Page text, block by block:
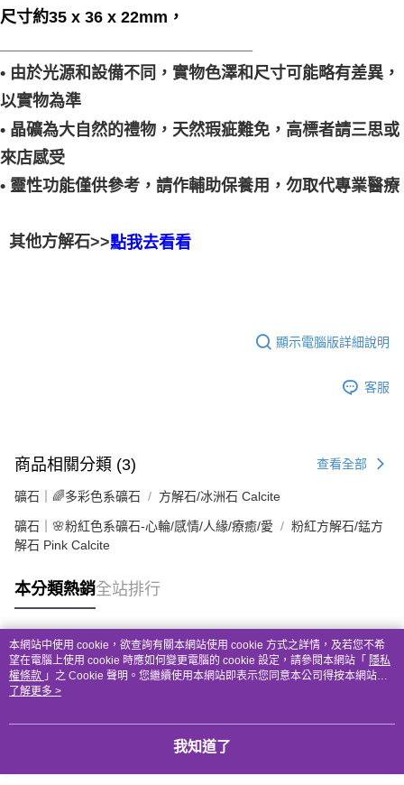
尺寸約35 x 36 x 22mm，
• 由於光源和設備不同，實物色澤和尺寸可能略有差異，
以實物為準
• 晶礦為大自然的禮物，天然瑕疵難免，高標者請三思或
來店感受
• 靈性功能僅供參考，請作輔助保養用，勿取代專業醫療
其他方解石>>點我去看看
顯示電腦版詳細說明
客服
商品相關分類 (3) 查看全部
礦石｜🌈多彩色系礦石 方解石/冰洲石 Calcite
礦石｜🌸粉紅色系礦石-心輪/感情/人緣/療癒/愛
粉紅方解石/錳方
解石 Pink Calcite
本分類熱銷全站排行
熱門標籤
本網站中使用 cookie，欲查詢有關本網站使用 cookie 方式之詳情，及若您不希
望在電腦上使用 cookie 時應如何變更電腦的 cookie 設定，請參閱本網站「 隱私
權條款 」之 Cookie 聲明。您繼續使用本網站即表示您同意本公司得按本網站使
用條款之 Cookie 聲明使用 cookie。
了解更多 >
我知道了